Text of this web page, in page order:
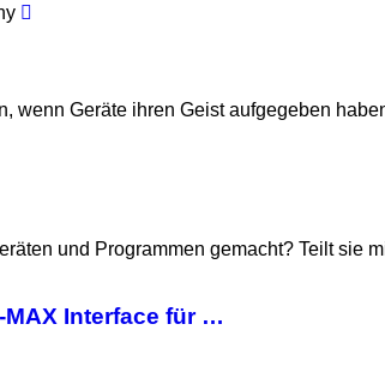
wenn Geräte ihren Geist aufgegeben
und Programmen gemacht? Teilt sie
MAX Interface für …